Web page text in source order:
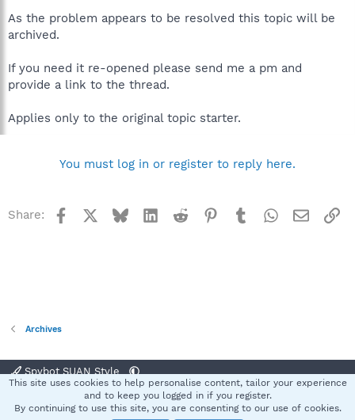
As the problem appears to be resolved this topic will be
archived.
If you need it re-opened please send me a pm and
provide a link to the thread.
Applies only to the original topic starter.
You must log in or register to reply here.
Share: Facebook BlueskyLinkedInReddit Pinterest
TumblrWhatsApp
Email
Archives
Spybot SUAN Style
Terms and rules Privacy policy Help
S
This site uses cookies to help personalise content, tailor your experience
and to keep you logged in if you register.
By continuing to use this site, you are consenting to our use of cookies.